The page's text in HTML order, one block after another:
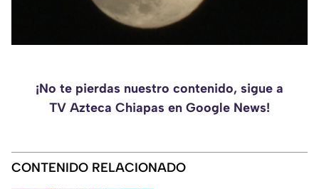
¡No te pierdas nuestro contenido, sigue a
TV Azteca Chiapas en Google News!
CONTENIDO RELACIONADO